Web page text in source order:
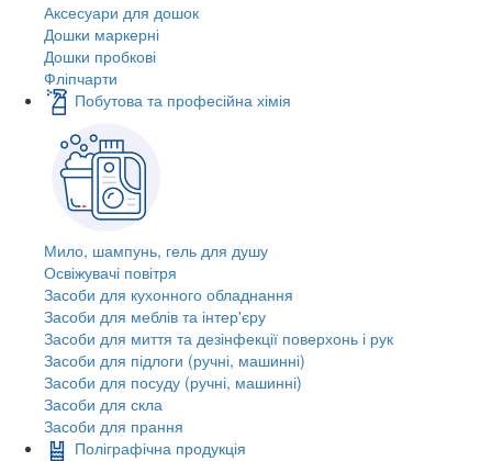
Аксесуари для дошок
Дошки маркерні
Дошки пробкові
Фліпчарти
Побутова та професійна хімія
Мило, шампунь, гель для душу
Освіжувачі повітря
Засоби для кухонного обладнання
Засоби для меблів та інтер'єру
Засоби для миття та дезінфекції поверхонь і рук
Засоби для підлоги (ручні, машинні)
Засоби для посуду (ручні, машинні)
Засоби для скла
Засоби для прання
Поліграфічна продукція